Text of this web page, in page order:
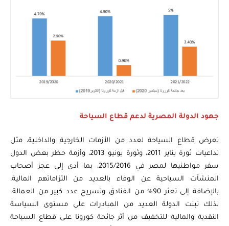
جهود الدولة المصرية لدعم قطاع السياحة
تعرض قطاع السياحة لعدد من الأزمات الخارجية والداخلية، مثل
تداعيات ثورة يناير 2011، وثورة يونيو 2013، وأزمة حظر بعض الدول
سفر مواطنيها لمصر في 2015/2016، بما أدى إلى عجز أصحاب
المنشآت السياحية عن الوفاء بالعديد من التزاماتهم المالية،
بالإضافة إلى تعثر 90% من الفنادق وتسريح عدد كبير من العمالة.
لذلك تبنت الدولة العديد من المبادرات على مستوى السياسة
النقدية والمالية للتخفيف من أثر جائحة كورونا على قطاع السياحة